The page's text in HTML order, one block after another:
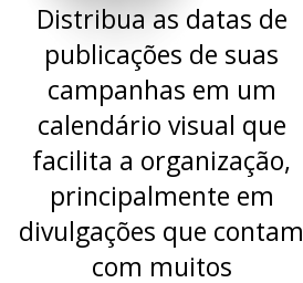
Distribua as datas de
publicações de suas
campanhas em um
calendário visual que
facilita a organização,
principalmente em
divulgações que contam
com muitos